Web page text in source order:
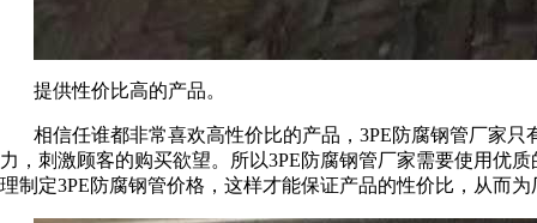
提供性价比高的产品。
相信任谁都非常喜欢高性价比的产品，3PE防腐钢管厂家
力，刺激顾客的购买欲望。所以3PE防腐钢管厂家需要使用优
理制定3PE防腐钢管价格，这样才能保证产品的性价比，从而